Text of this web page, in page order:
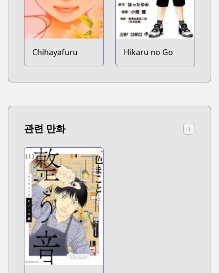
Chihayafuru Hikaru no Go
관련 만화 ↓